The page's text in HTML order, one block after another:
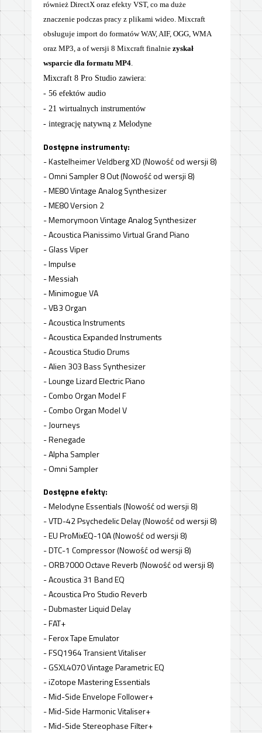
również DirectX oraz efekty VST, co ma duże
znaczenie podczas pracy z plikami wideo. Mixcraft
obsługuje import do formatów WAV, AIF, OGG, WMA
oraz MP3, a of wersji 8 Mixcraft finalnie zyskał
wsparcie dla formatu MP4.
Mixcraft 8 Pro Studio zawiera:
- 56 efektów audio
- 21 wirtualnych instrumentów
- integrację natywną z Melodyne
Dostępne instrumenty:
- Kastelheimer Veldberg XD (Nowość od wersji 8)
- Omni Sampler 8 Out (Nowość od wersji 8)
- ME80 Vintage Analog Synthesizer
- ME80 Version 2
- Memorymoon Vintage Analog Synthesizer
- Acoustica Pianissimo Virtual Grand Piano
- Glass Viper
- Impulse
- Messiah
- Minimogue VA
- VB3 Organ
- Acoustica Instruments
- Acoustica Expanded Instruments
- Acoustica Studio Drums
- Alien 303 Bass Synthesizer
- Lounge Lizard Electric Piano
- Combo Organ Model F
- Combo Organ Model V
- Journeys
- Renegade
- Alpha Sampler
- Omni Sampler
Dostępne efekty:
- Melodyne Essentials (Nowość od wersji 8)
- VTD-42 Psychedelic Delay (Nowość od wersji 8)
- EU ProMixEQ-10A (Nowość od wersji 8)
- DTC-1 Compressor (Nowość od wersji 8)
- ORB7000 Octave Reverb (Nowość od wersji 8)
- Acoustica 31 Band EQ
- Acoustica Pro Studio Reverb
- Dubmaster Liquid Delay
- FAT+
- Ferox Tape Emulator
- FSQ1964 Transient Vitaliser
- GSXL4070 Vintage Parametric EQ
- iZotope Mastering Essentials
- Mid-Side Envelope Follower+
- Mid-Side Harmonic Vitaliser+
- Mid-Side Stereophase Filter+